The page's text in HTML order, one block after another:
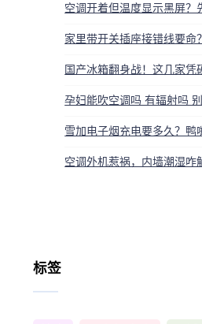
空调外机惹祸，内墙潮湿咋
标签